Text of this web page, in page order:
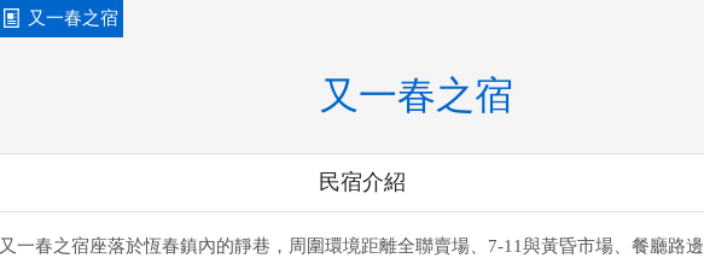
又一春之宿
又一春之宿
民宿介紹
又一春之宿座落於恆春鎮內的靜巷，周圍環境距離全聯賣場、7-11與黃昏市場、餐廳路邊